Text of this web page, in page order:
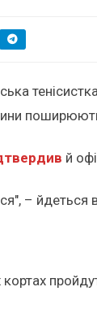
й
– йдеться